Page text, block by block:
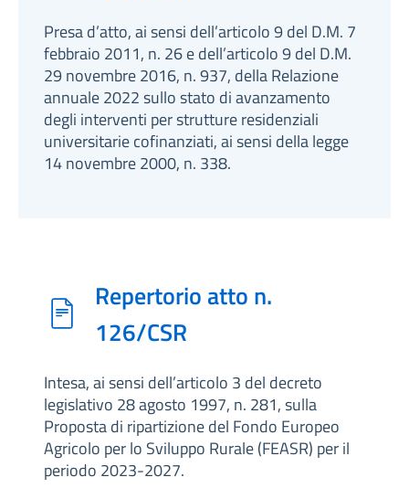
Presa d’atto, ai sensi dell’articolo 9 del D.M. 7
febbraio 2011, n. 26 e dell’articolo 9 del D.M.
29 novembre 2016, n. 937, della Relazione
annuale 2022 sullo stato di avanzamento
degli interventi per strutture residenziali
universitarie cofinanziati, ai sensi della legge
14 novembre 2000, n. 338.
Repertorio atto n.
126/CSR
Intesa, ai sensi dell’articolo 3 del decreto
legislativo 28 agosto 1997, n. 281, sulla
Proposta di ripartizione del Fondo Europeo
Agricolo per lo Sviluppo Rurale (FEASR) per il
periodo 2023-2027.